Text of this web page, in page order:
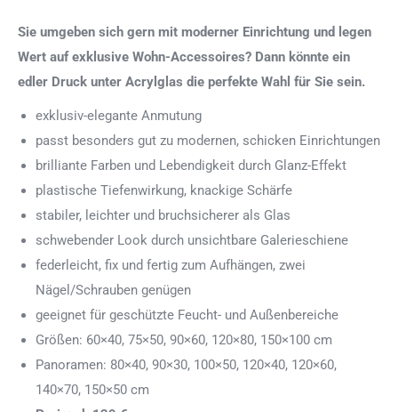
Sie umgeben sich gern mit moderner Einrichtung und legen
Wert auf exklusive Wohn-Accessoires? Dann könnte ein
edler Druck unter Acrylglas die perfekte Wahl für Sie sein.
exklusiv-elegante Anmutung
passt besonders gut zu modernen, schicken Einrichtungen
brilliante Farben und Lebendigkeit durch Glanz-Effekt
plastische Tiefenwirkung, knackige Schärfe
stabiler, leichter und bruchsicherer als Glas
schwebender Look durch unsichtbare Galerieschiene
federleicht, fix und fertig zum Aufhängen, zwei
Nägel/Schrauben genügen
geeignet für geschützte Feucht- und Außenbereiche
Größen: 60×40, 75×50, 90×60, 120×80, 150×100 cm
Panoramen: 80×40, 90×30, 100×50, 120×40, 120×60,
140×70, 150×50 cm